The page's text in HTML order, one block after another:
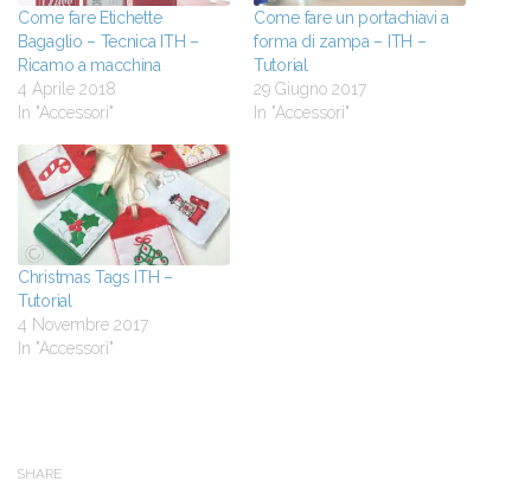
Come fare Etichette
Bagaglio – Tecnica ITH –
Ricamo a macchina
4 Aprile 2018
In "Accessori"
Come fare un portachiavi a
forma di zampa – ITH –
Tutorial
29 Giugno 2017
In "Accessori"
Christmas Tags ITH –
Tutorial
4 Novembre 2017
In "Accessori"
SHARE